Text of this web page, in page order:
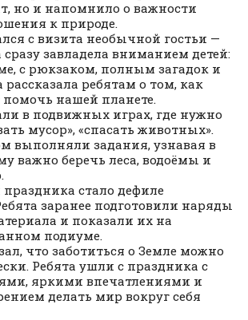
но и напомнило о важности
к природе.
с визита необычной гостьи —
завладела вниманием детей:
с рюкзаком, полным загадок и
ребятам о том, как
нашей планете.
в подвижных играх, где нужно
мусор», «спасать животных».
выполняли задания, узнавая в
важно беречь леса, водоёмы и
стало дефиле
заранее подготовили наряды
и показали их на
подиуме.
что заботиться о Земле можно
Ребята ушли с праздника с
яркими впечатлениями и
делать мир вокруг себя